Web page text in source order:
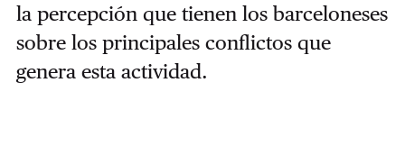
la percepción que tienen los barceloneses
sobre los principales conflictos que
genera esta actividad.